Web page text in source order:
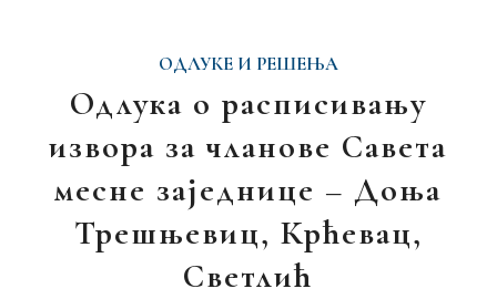
ОДЛУКЕ И РЕШЕЊА
Одлука о расписивању
извора за чланове Савета
месне заједнице – Доња
Трешњевиц, Крћевац,
Светлић